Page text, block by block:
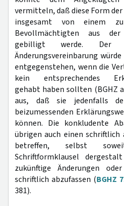
vermitteln, daß diese Form
insgesamt von einem
Bevollmächtigten aus der
gebilligt werde. Der
Änderungsvereinbarung
entgegenstehen, wenn die
kein entsprechendes
gehabt haben sollten (BGHZ
aus, daß sie jedenfalls
beizumessenden
können. Die konkludente
übrigen auch einen
betreffen, selbst
Schriftformklausel
zukünftige Änderungen
schriftlich abzufassen (BGHZ
381).